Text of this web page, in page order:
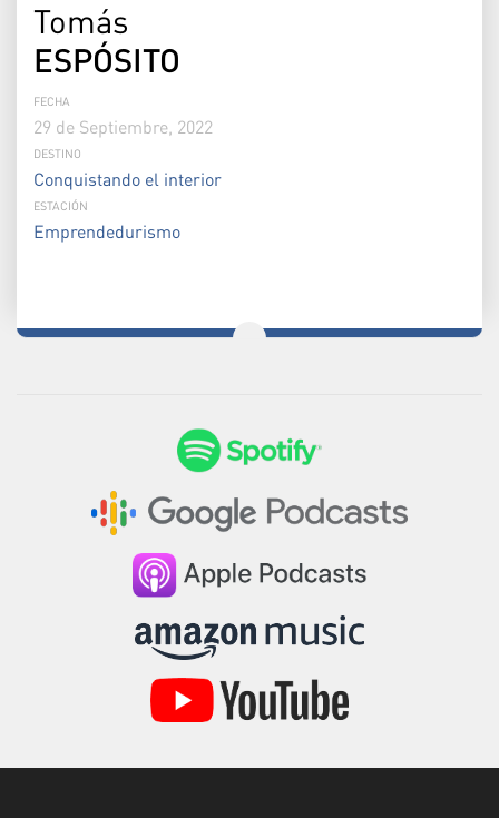
Tomás
ESPÓSITO
FECHA
29 de Septiembre, 2022
DESTINO
Conquistando el interior
ESTACIÓN
Emprendedurismo